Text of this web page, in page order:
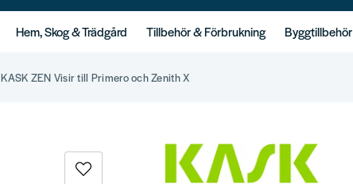
Hem, Skog & Trädgård Tillbehör & Förbrukning Byggtillbehör
KASK ZEN Visir till Primero och Zenith X